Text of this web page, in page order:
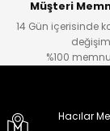
Ö... Ö... | 24/01/
Ürün hazırlamada
almada çok
Doğan Zeki
Müşteri
14 Gün içerisinde
değişim
%100
Hacılar